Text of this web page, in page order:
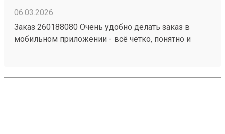
06.03.2026
Заказ 260188080 Очень удобно делать заказ в
мобильном приложении - всё чётко, понятно и
сразу видна сумма на оплату. В обозначенное